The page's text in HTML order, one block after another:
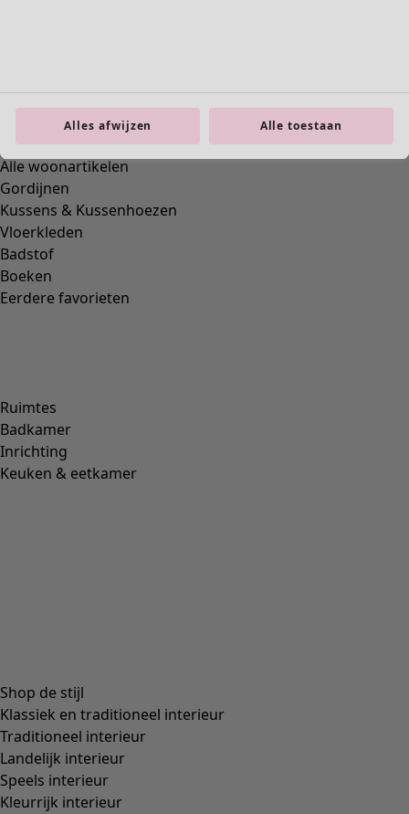
Nieuw
Alle woonartikelen
Gordijnen
Kussens & Kussenhoezen
Vloerkleden
Badstof
Boeken
Eerdere favorieten
Ruimtes
Badkamer
Inrichting
Keuken & eetkamer
Shop de stijl
Klassiek en traditioneel interieur
Traditioneel interieur
Landelijk interieur
Speels interieur
Kleurrijk interieur
Alles afwijzen Alle toestaan